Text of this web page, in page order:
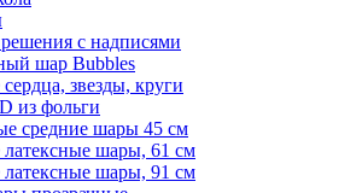
с надписями
шар Bubbles
звезды, круги
из фольги
средние шары 45 см
шары, 61 см
шары, 91 см